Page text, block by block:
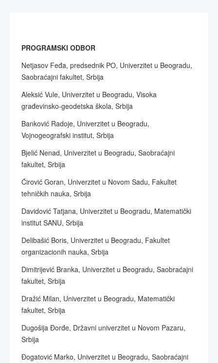
PROGRAMSKI ODBOR
Netjasov Feđa, predsednik PO, Univerzitet u Beogradu,
Saobraćajni fakultet, Srbija
Aleksić Vule, Univerzitet u Beogradu, Visoka
građevinsko-geodetska škola, Srbija
Banković Radoje, Univerzitet u Beogradu,
Vojnogeografski institut, Srbija
Bjelić Nenad, Univerzitet u Beogradu, Saobraćajni
fakultet, Srbija
Ćirović Goran, Univerzitet u Novom Sadu, Fakultet
tehničkih nauka, Srbija
Davidović Tatjana, Univerzitet u Beogradu, Matematički
institut SANU, Srbija
Delibašić Boris, Univerzitet u Beogradu, Fakultet
organizacionih nauka, Srbija
Dimitrijević Branka, Univerzitet u Beogradu, Saobraćajni
fakultet, Srbija
Dražić Milan, Univerzitet u Beogradu, Matematički
fakultet, Srbija
Dugošija Đorđe, Državni univerzitet u Novom Pazaru,
Srbija
Đogatović Marko, Univerzitet u Beogradu, Saobraćajni